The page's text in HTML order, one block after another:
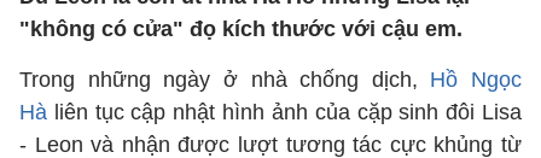
"không có cửa" đọ kích thước với cậu em.
Trong những ngày ở nhà chống dịch, Hồ Ngọc
Hà liên tục cập nhật hình ảnh của cặp sinh đôi Lisa
- Leon và nhận được lượt tương tác cực khủng từ